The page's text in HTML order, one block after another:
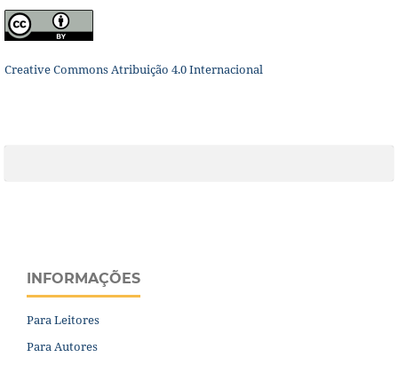
Creative Commons Atribuição 4.0 Internacional
INFORMAÇÕES
Para Leitores
Para Autores